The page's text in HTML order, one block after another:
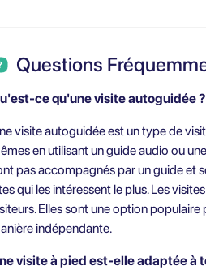
Questions
ce qu'une visite autoguidée ?
visite autoguidée est un type de
en utilisant un guide audio ou
pas accompagnés par un guide et
qui les intéressent le plus. Les
Elles sont une option
indépendante.
visite à pied est-elle adaptée à